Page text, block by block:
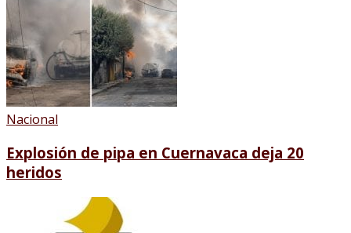
Nacional
Explosión de pipa en Cuernavaca deja 20
heridos